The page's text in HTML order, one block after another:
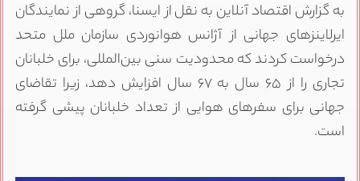
به گزارش اقتصاد آنلاین به نقل از ایسنا، گروهی از نمایندگان
ایرلاینز‌های جهانی از آژانس هوانوردی سازمان ملل متحد
درخواست کردند که محدودیت سنی بین‌المللی، برای خلبانان
تجاری را از ۶۵ سال به ۶۷ سال افزایش دهد، زیرا تقاضای
جهانی برای سفر‌های هوایی از تعداد خلبانان پیشی گرفته
است.